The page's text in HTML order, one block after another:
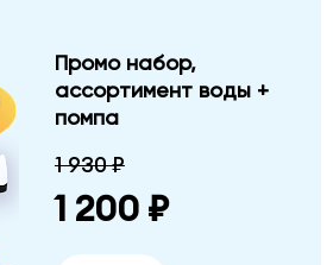
Промо набор,
ассортимент воды +
помпа
1 930 ₽
1 200 ₽